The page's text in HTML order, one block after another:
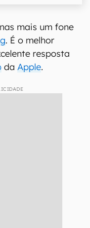
mais um fone
. É o melhor
resposta
da Apple.